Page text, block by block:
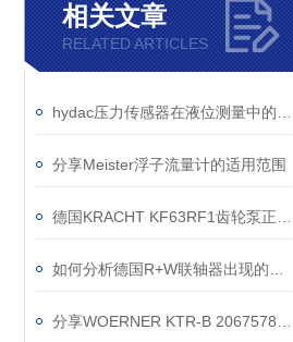
相关文章
RELATED ARTICLES
分享Meister浮子流量计的适用范围